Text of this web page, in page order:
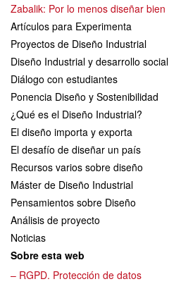
Zabalik: Por lo menos diseñar bien
Artículos para Experimenta
Proyectos de Diseño Industrial
Diseño Industrial y desarrollo social
Diálogo con estudiantes
Ponencia Diseño y Sostenibilidad
¿Qué es el Diseño Industrial?
El diseño importa y exporta
El desafío de diseñar un país
Recursos varios sobre diseño
Máster de Diseño Industrial
Pensamientos sobre Diseño
Análisis de proyecto
Noticias
Sobre esta web
– RGPD. Protección de datos